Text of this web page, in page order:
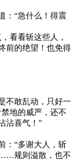
：“急什么！得震
看看斩这些人，
前的绝望！也免得
不敢乱动，只好一
地的威严，还不
沾喜气！”
：“多谢大人，斩
……规则溢散，也不